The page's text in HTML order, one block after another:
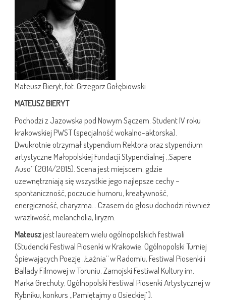
Mateusz Bieryt, fot. Grzegorz Gołębiowski
MATEUSZ BIERYT
Pochodzi z Jazowska pod Nowym Sączem. Student IV roku
krakowskiej PWST (specjalność wokalno-aktorska).
Dwukrotnie otrzymał stypendium Rektora oraz stypendium
artystyczne Małopolskiej Fundacji Stypendialnej „Sapere
Auso” (2014/2015). Scena jest miejscem, gdzie
uzewnętrzniają się wszystkie jego najlepsze cechy –
spontaniczność, poczucie humoru, kreatywność,
energiczność, charyzma… Czasem do głosu dochodzi również
wrażliwość, melancholia, liryzm.
Mateuszjest laureatem wielu ogólnopolskich festiwali
(Studencki Festiwal Piosenki w Krakowie, Ogólnopolski Turniej
Śpiewających Poezję „Łaźnia” w Radomiu, Festiwal Piosenki i
Ballady Filmowej w Toruniu, Zamojski Festiwal Kultury im.
Marka Grechuty, Ogólnopolski Festiwal Piosenki Artystycznej w
Rybniku, konkurs „Pamiętajmy o Osieckiej”).